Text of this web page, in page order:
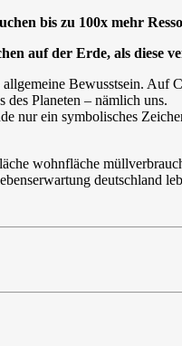
bis zu 100x mehr
auf der Erde, als diese
allgemeine Bewusstsein. Auf
des Planeten – nämlich uns.
nur ein symbolisches